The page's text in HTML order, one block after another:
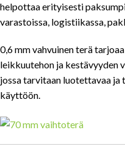
helpottaa erityisesti
varastoissa, logistiikassa,
0,6 mm vahvuinen terä
leikkuutehon ja kestävyyden
jossa tarvitaan luotettavaa
käyttöön.